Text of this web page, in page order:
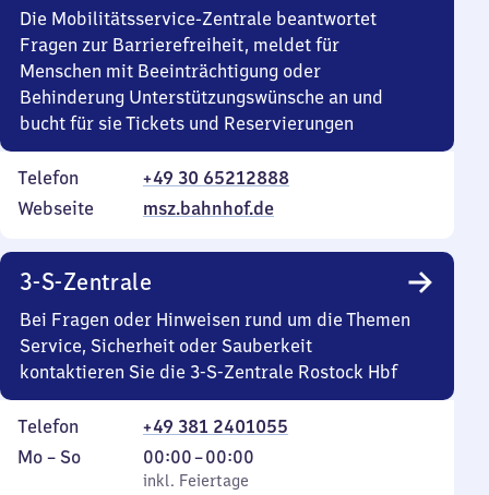
Die Mobilitätsservice-Zentrale beantwortet
Fragen zur Barrierefreiheit, meldet für
Menschen mit Beeinträchtigung oder
Behinderung Unterstützungswünsche an und
bucht für sie Tickets und Reservierungen
Telefon
+49 30 65212888
Webseite
msz.bahnhof.de
3-S-Zentrale
Bei Fragen oder Hinweisen rund um die Themen
Service, Sicherheit oder Sauberkeit
kontaktieren Sie die 3-S-Zentrale Rostock Hbf
Telefon
+49 381 2401055
Montag
Mo – So,
inkl. Feiertage
00:00–00:00
Von
0
inkl. Feiertage